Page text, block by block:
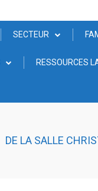
SECTEUR
RESSOURCES
DE LA SALLE